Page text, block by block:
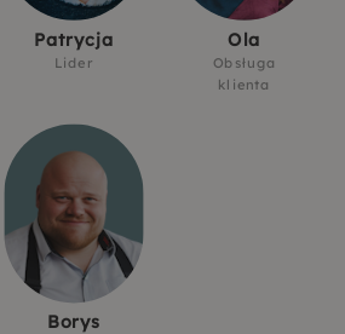
Patrycja
Lider
Ola
Obsługa
klienta
Borys